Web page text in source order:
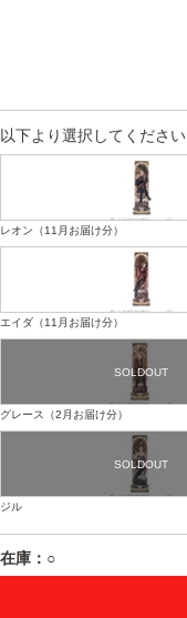
以下より選択してください
レオン（11月お届け分）
エイダ（11月お届け分）
グレース（2月お届け分）
ジル
在庫：○